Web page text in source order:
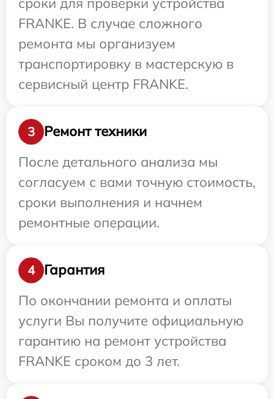
FRANKE. В случае сложного
ремонта мы организуем
транспортировку в мастерскую в
сервисный центр FRANKE.
3
Ремонт техники
После детального анализа мы
согласуем с вами точную стоимость,
сроки выполнения и начнем
ремонтные операции.
4
Гарантия
По окончании ремонта и оплаты
услуги Вы получите официальную
гарантию на ремонт устройства
FRANKE сроком до 3 лет.